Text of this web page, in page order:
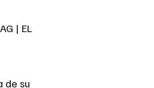
de su